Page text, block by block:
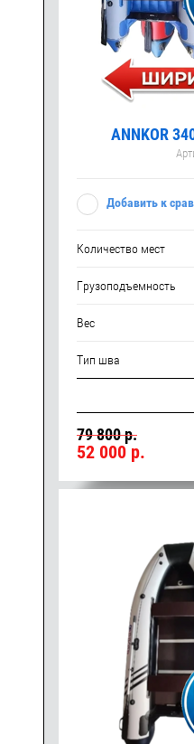
ANNKOR
Добавить к
Количество мест
Грузоподъемность
Вес
Тип шва
79 800 р.
52 000р.